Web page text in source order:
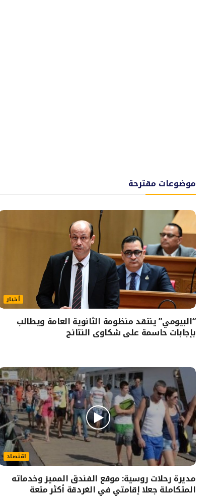
موضوعات مقترحة
أخبار
“البيومي” ينتقد منظومة الثانوية العامة ويطالب
بإجابات حاسمة على شكاوى النتائج
اقتصاد
مديرة رحلات روسية: موقع الفندق المميز وخدماته
المتكاملة جعلا إقامتي في الغردقة أكثر متعة